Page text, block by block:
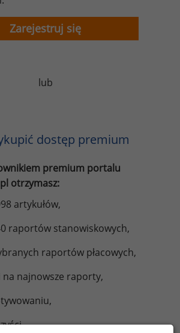
Zarejestruj się
lub
dostęp premium
premium portalu
otrzymasz:
artykułów,
raportów stanowiskowych,
raportów płacowych,
na najnowsze raporty,